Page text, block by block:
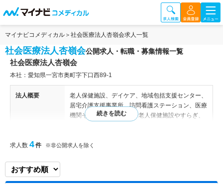
マイナビコメディカル 社会医療法人杏嶺会求人一覧
社会医療法人杏嶺会公開求人・転職・募集情報一覧
社会医療法人杏嶺会
本社：愛知県一宮市奥町字下口西89-1
法人概要
老人保健施設、デイケア、地域包括支援センター、
居宅介護支援事業所、訪問看護ステーション、医療
機関その他 【関連施設】 老人保健施設やすらぎ、
ぎ、訪問看護ステーションやすらぎ、いまいせ心療
求人数 4件 ※非公開求人を除く